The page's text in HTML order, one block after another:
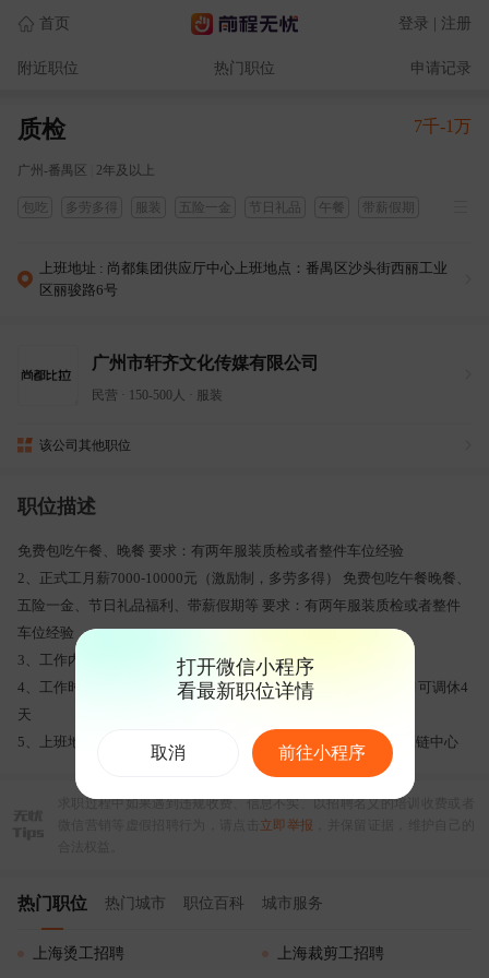
首页 登录 | 注册
附近职位 热门职位 申请记录
质检 7千-1万
广州-番禺区 2年及以上
包吃 多劳多得 服装 五险一金 节日礼品 午餐
带薪假期
上班地址 : 尚都集团供应厅中心上班地点：番禺区沙头街西丽工业
区丽骏路6号
广州市轩齐文化传媒有限公司
民营 150-500人 服装
该公司其他职位
职位描述
免费包吃午餐、晚餐 要求：有两年服装质检或者整件车位经验
2、正式工月薪7000-10000元（激励制，多劳多得） 免费包吃午餐晚餐、
五险一金、节日礼品福利、带薪假期等 要求：有两年服装质检或者整件
车位经验
3、工作内容：负责成衣品质检验，对成衣质量问题及时反馈
4、工作时间：早8:30晚21:30（午休1.5小时，晚饭半小时），月可调休4
天
5、上班地址：番禺区沙头街西丽工业区丽骏路6号尚都集团供应链中心
求职过程中如果遇到违规收费、信息不实、以招聘名义的培训收费或者
立即举报
热门职位 热门城市 职位百科 城市服务
上海烫工招聘 上海裁剪工招聘
打开微信小程序
看最新职位详情
取消 前往小程序